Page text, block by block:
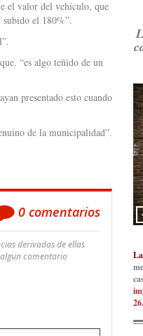
el valor del vehículo, que
subido el 180%”.
“es algo teñido de un
presentado esto cuando
de la municipalidad”.
0 comentarios
derivadas de ellas
algun comentario